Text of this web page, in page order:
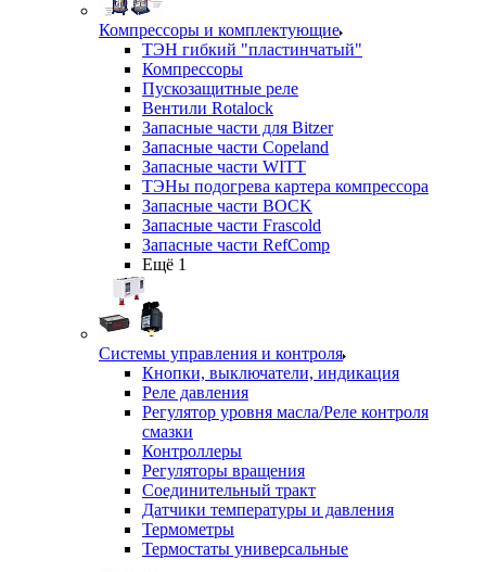
Компрессоры и комплектующие
ТЭН гибкий "пластинчатый"
Компрессоры
Пускозащитные реле
Вентили Rotalock
Запасные части для Bitzer
Запасные части Copeland
Запасные части WITT
ТЭНы подогрева картера компрессора
Запасные части BOCK
Запасные части Frascold
Запасные части RefComp
Ещё 1
Системы управления и контроля
Кнопки, выключатели, индикация
Реле давления
Регулятор уровня масла/Реле контроля
смазки
Контроллеры
Регуляторы вращения
Соединительный тракт
Датчики температуры и давления
Термометры
Термостаты универсальные